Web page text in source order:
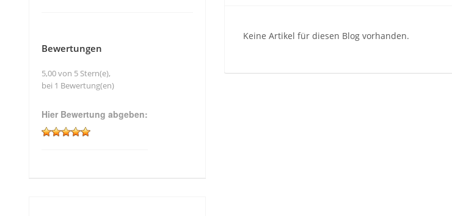
Keine Artikel für diesen Blog vorhanden.
Bewertungen
5,00 von 5 Stern(e),
bei 1 Bewertung(en)
Hier Bewertung abgeben: